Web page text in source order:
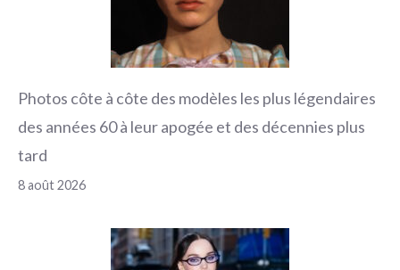
Photos côte à côte des modèles les plus légendaires
des années 60 à leur apogée et des décennies plus
tard
8 août 2026